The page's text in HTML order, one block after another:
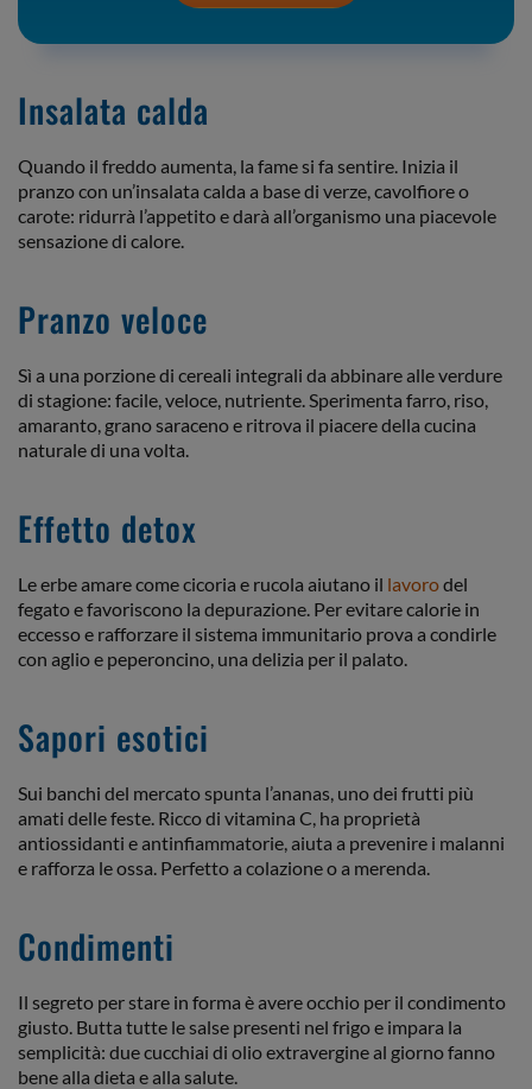
Insalata calda
Quando il freddo aumenta, la fame si fa sentire. Inizia il
pranzo con un’insalata calda a base di verze, cavolfiore o
carote: ridurrà l’appetito e darà all’organismo una piacevole
sensazione di calore.
Pranzo veloce
Sì a una porzione di cereali integrali da abbinare alle verdure
di stagione: facile, veloce, nutriente. Sperimenta farro, riso,
amaranto, grano saraceno e ritrova il piacere della cucina
naturale di una volta.
Effetto detox
Le erbe amare come cicoria e rucola aiutano il lavorodel
fegato e favoriscono la depurazione. Per evitare calorie in
eccesso e rafforzare il sistema immunitario prova a condirle
con aglio e peperoncino, una delizia per il palato.
Sapori esotici
Sui banchi del mercato spunta l’ananas, uno dei frutti più
amati delle feste. Ricco di vitamina C, ha proprietà
antiossidanti e antinfiammatorie, aiuta a prevenire i malanni
e rafforza le ossa. Perfetto a colazione o a merenda.
Condimenti
Il segreto per stare in forma è avere occhio per il condimento
giusto. Butta tutte le salse presenti nel frigo e impara la
semplicità: due cucchiai di olio extravergine al giorno fanno
bene alla dieta e alla salute.